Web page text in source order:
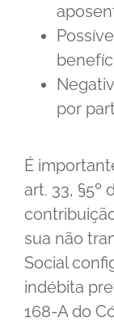
por
É
art. 33, §5º
sua não
Social
indébita
168-A do